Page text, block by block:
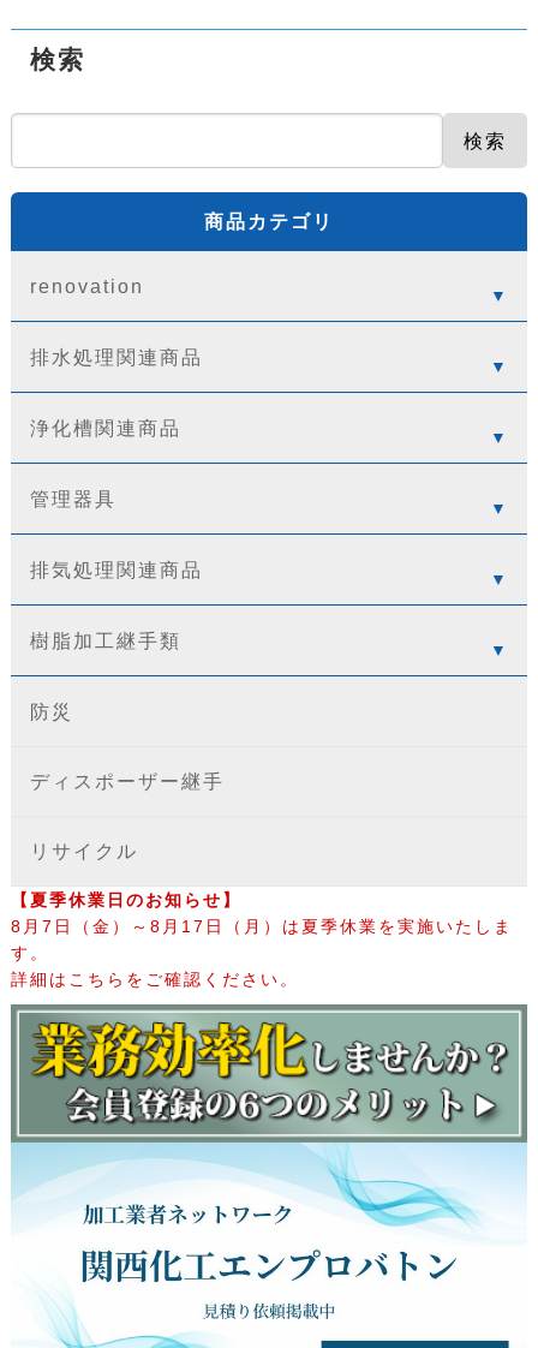
検索
検索
商品カテゴリ
renovation
排水処理関連商品
浄化槽関連商品
管理器具
排気処理関連商品
樹脂加工継手類
防災
ディスポーザー継手
リサイクル
【夏季休業日のお知らせ】
8月7日（金）～8月17日（月）は夏季休業を実施いたしま
す。
詳細はこちらをご確認ください。